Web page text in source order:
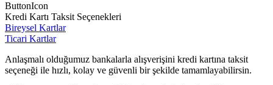
ButtonIcon
Kredi Kartı Taksit Seçenekleri
Bireysel Kartlar
Ticari Kartlar
Anlaşmalı olduğumuz bankalarla alışverişini kredi kartına taksit
seçeneği ile hızlı, kolay ve güvenli bir şekilde tamamlayabilirsin.